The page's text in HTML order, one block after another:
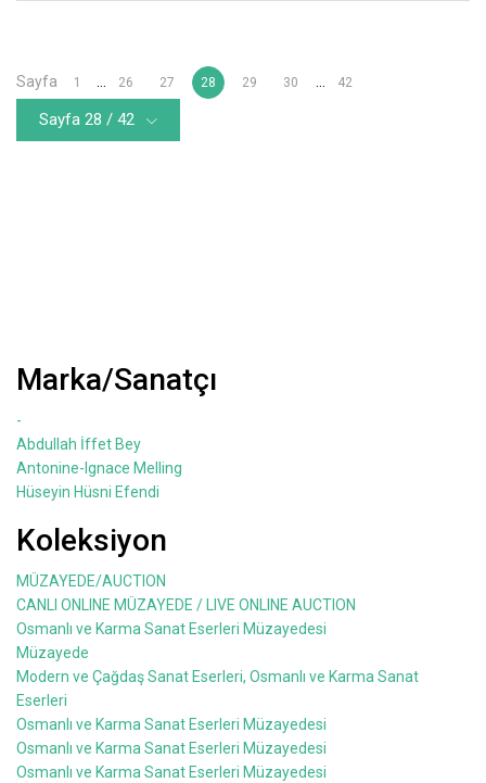
Sayfa 1 ... 26 27 28 29 30 ... 42
Sayfa 28 / 42
Marka/Sanatçı
-
Abdullah İffet Bey
Antonine-Ignace Melling
Hüseyin Hüsni Efendi
Koleksiyon
MÜZAYEDE/AUCTION
CANLI ONLINE MÜZAYEDE / LIVE ONLINE AUCTION
Osmanlı ve Karma Sanat Eserleri Müzayedesi
Müzayede
Modern ve Çağdaş Sanat Eserleri, Osmanlı ve Karma Sanat
Eserleri
Osmanlı ve Karma Sanat Eserleri Müzayedesi
Osmanlı ve Karma Sanat Eserleri Müzayedesi
Osmanlı ve Karma Sanat Eserleri Müzayedesi